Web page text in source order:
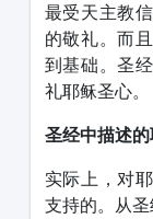
最受天主教
的敬礼。而
到基础。圣
礼耶稣圣心。
圣经中描述
实际上，对
支持的。从